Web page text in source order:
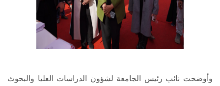
وأوضحت نائب رئيس الجامعة لشؤون الدراسات العليا والبحوث